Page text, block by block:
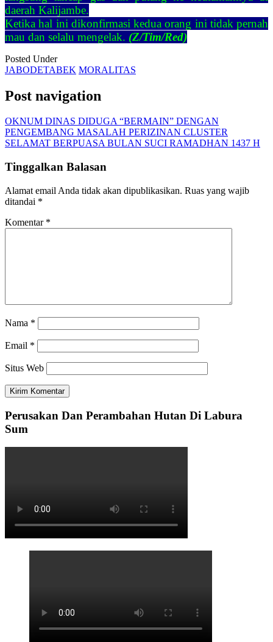
daerah Kalijambe.
Ketika hal ini dikonfirmasi kedua orang ini tidak pernah
mau dan selalu mengelak. (Z/Tim/Red)
Posted Under
JABODETABEK MORALITAS
Post navigation
OKNUM DINAS DIDUGA “BERMAIN” DENGAN
PENGEMBANG MASALAH PERIZINAN CLUSTER
SELAMAT BERPUASA BULAN SUCI RAMADHAN 1437 H
Tinggalkan Balasan
Alamat email Anda tidak akan dipublikasikan. Ruas yang wajib
ditandai *
Komentar *
Nama *
Email *
Situs Web
Perusakan Dan Perambahan Hutan Di Labura
Sum